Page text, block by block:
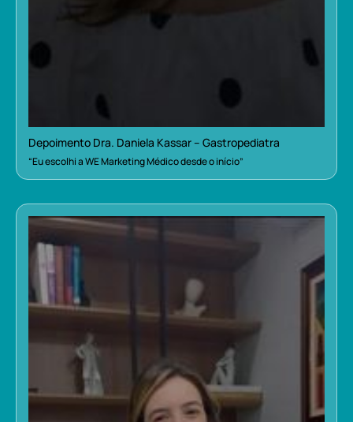
Depoimento Dra. Daniela Kassar – Gastropediatra
“Eu escolhi a WE Marketing Médico desde o início”